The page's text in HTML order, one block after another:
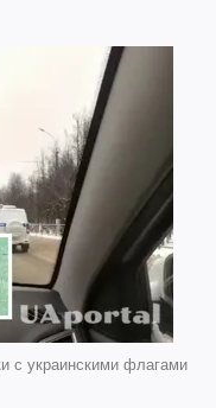
с украинскими флагами